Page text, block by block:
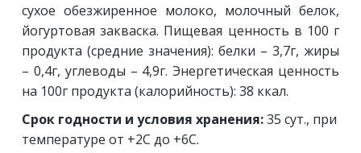
сухое обезжиренное молоко, молочный белок,
йогуртовая закваска. Пищевая ценность в 100 г
продукта (средние значения): белки – 3,7г, жиры
– 0,4г, углеводы – 4,9г. Энергетическая ценность
на 100г продукта (калорийность): 38 ккал.
Срок годности и условия хранения:35 сут., при
температуре от +2С до +6С.